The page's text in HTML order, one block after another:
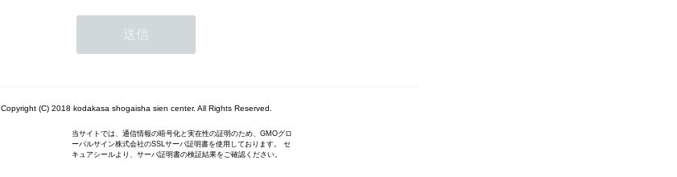
Copyright (C) 2018 kodakasa shogaisha sien center. All Rights Reserved.
当サイトでは、通信情報の暗号化と実在性の証明のため、GMOグロ
ーバルサイン株式会社のSSLサーバ証明書を使用しております。 セ
キュアシールより、サーバ証明書の検証結果をご確認ください。